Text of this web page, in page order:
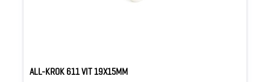
ALL-KROK 611 VIT 19X15MM